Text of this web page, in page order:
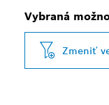
Vybraná
Zmeniť